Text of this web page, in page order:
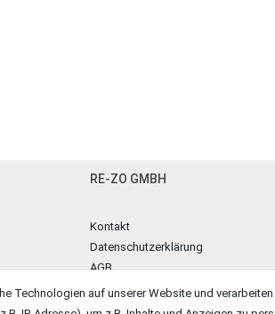
RE-ZO GMBH
Kontakt
Datenschutzerklärung
AGB
Impressum
Technologien auf unserer Website und